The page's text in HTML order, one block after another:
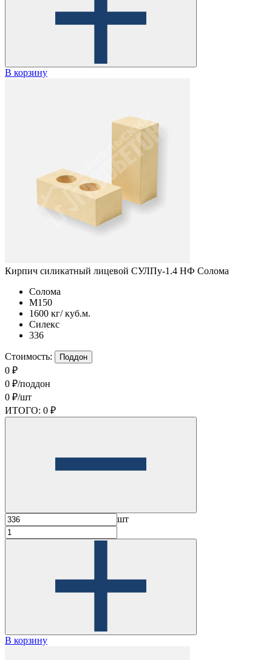
В корзину
Кирпич силикатный лицевой СУЛПу-1.4 НФ Солома
Солома
М150
1600 кг/ куб.м.
Силекс
336
Стоимость: Поддон
0 ₽
0 ₽/поддон
0 ₽/шт
ИТОГО: 0 ₽
шт
В корзину